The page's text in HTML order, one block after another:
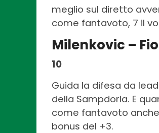
meglio sul diretto
come fantavoto, 7 il
Milenkovic –
10
Guida la difesa da
della Sampdoria. E
come fantavoto
bonus del +3.